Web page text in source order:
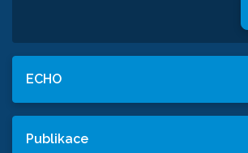
ECHO
Publikace